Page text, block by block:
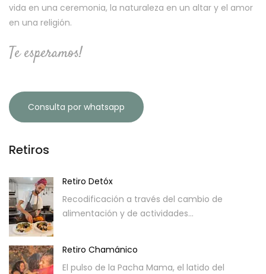
vida en una ceremonia, la naturaleza en un altar y el amor
en una religión.
Te esperamos!
Consulta por whatsapp
Retiros
Retiro Detóx
Recodificación a través del cambio de
alimentación y de actividades...
Retiro Chamánico
El pulso de la Pacha Mama, el latido del